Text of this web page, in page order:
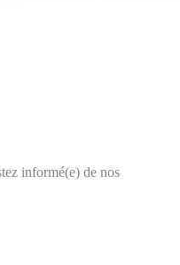
informé(e) de nos